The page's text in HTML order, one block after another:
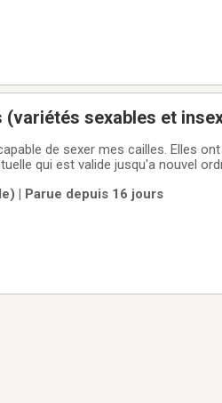
(variétés sexables et
de sexer mes cailles. Elles
qui est valide jusqu'a nouvel
a | Parue depuis 16 jours